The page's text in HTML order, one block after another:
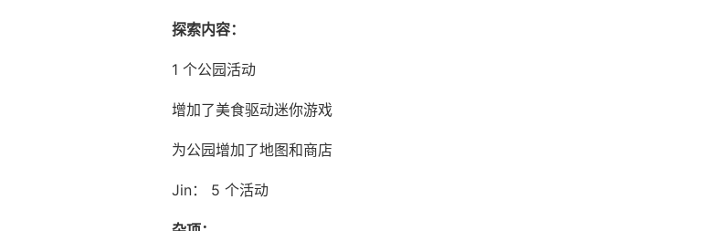
探索内容：
1 个公园活动
增加了美食驱动迷你游戏
为公园增加了地图和商店
Jin： 5 个活动